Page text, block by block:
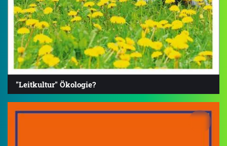
"Leitkultur" Ökologie?